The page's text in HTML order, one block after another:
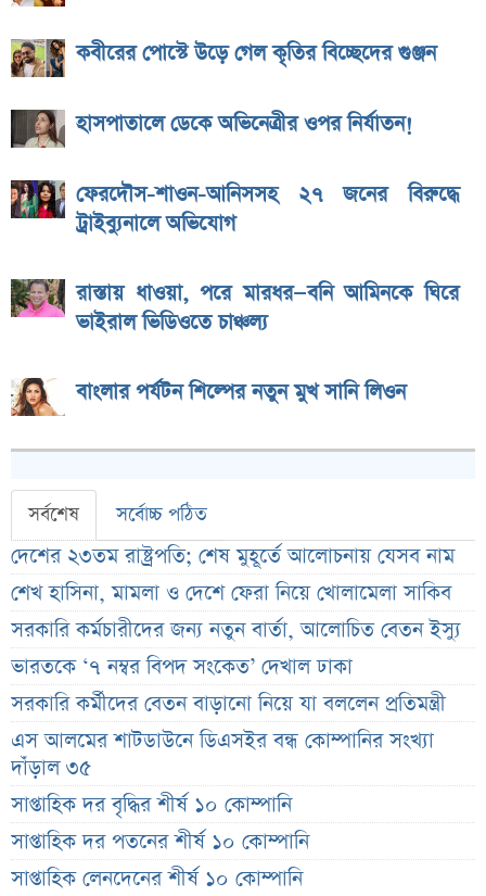
কবীরের পোস্টে উড়ে গেল কৃতির বিচ্ছেদের গুঞ্জন
হাসপাতালে ডেকে অভিনেত্রীর ওপর নির্যাতন!
ফেরদৌস-শাওন-আনিসসহ ২৭ জনের বিরুদ্ধে
ট্রাইব্যুনালে অভিযোগ
রাস্তায় ধাওয়া, পরে মারধর—বনি আমিনকে ঘিরে
ভাইরাল ভিডিওতে চাঞ্চল্য
বাংলার পর্যটন শিল্পের নতুন মুখ সানি লিওন
সর্বশেষ সর্বোচ্চ পঠিত
দেশের ২৩তম রাষ্ট্রপতি; শেষ মুহূর্তে আলোচনায় যেসব নাম
শেখ হাসিনা, মামলা ও দেশে ফেরা নিয়ে খোলামেলা সাকিব
সরকারি কর্মচারীদের জন্য নতুন বার্তা, আলোচিত বেতন ইস্যু
ভারতকে ‘৭ নম্বর বিপদ সংকেত’ দেখাল ঢাকা
সরকারি কর্মীদের বেতন বাড়ানো নিয়ে যা বললেন প্রতিমন্ত্রী
এস আলমের শাটডাউনে ডিএসইর বন্ধ কোম্পানির সংখ্যা
দাঁড়াল ৩৫
সাপ্তাহিক দর বৃদ্ধির শীর্ষ ১০ কোম্পানি
সাপ্তাহিক দর পতনের শীর্ষ ১০ কোম্পানি
সাপ্তাহিক লেনদেনের শীর্ষ ১০ কোম্পানি